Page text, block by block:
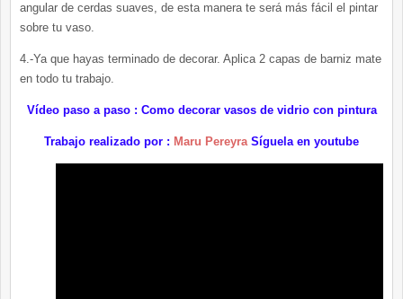
angular de cerdas suaves, de esta manera te será más fácil el pintar
sobre tu vaso.
4.-Ya que hayas terminado de decorar. Aplica 2 capas de barniz mate
en todo tu trabajo.
Vídeo paso a paso : Como decorar vasos de vidrio con pintura
Trabajo realizado por : Maru Pereyra Síguela en youtube